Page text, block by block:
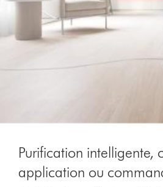
Purification intelligente,
application ou